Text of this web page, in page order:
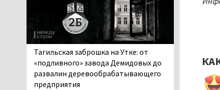
Мэрия раскрыла имя
главной звезды Дня
города в Нижнем Тагиле
В Нижнем Тагиле
разыскивают 45-летнего
Виталия Говорухина
Тагильская заброшка на Утке: от
«подливного» завода Демидовых до
развалин деревообрабатывающего
предприятия